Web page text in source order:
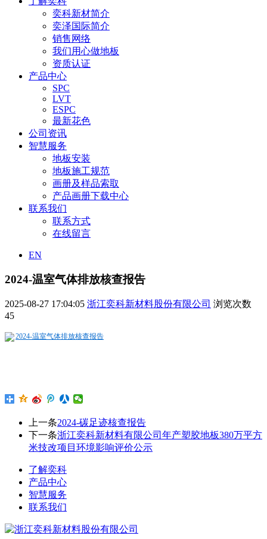
奕科新材简介
奕泽国际简介
销售网络
我们用心做地板
资质认证
产品中心
SPC
LVT
ESPC
最新花色
公司资讯
智慧服务
地板安装
地板施工规范
画册及样品索取
产品画册下载中心
联系我们
联系方式
在线留言
EN
2024-温室气体排放核查报告
2025-08-27 17:04:05 浙江奕科新材料股份有限公司 浏览次数
45
2024-温室气体排放核查报告
上一条2024-碳足迹核查报告
下一条浙江奕科新材料有限公司年产塑胶地板380万平方
米技改项目环境影响评价公示
了解奕科
产品中心
智慧服务
联系我们